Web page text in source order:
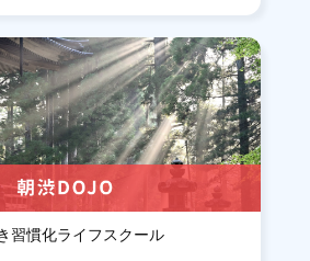
習慣化ライフスクール